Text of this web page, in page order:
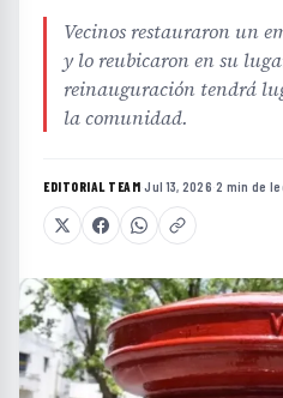
Vecinos restauraron un
y lo reubicaron en su
reinauguración tendrá
la comunidad.
EDITORIAL TEAM·Jul 13, 2026·2 min de